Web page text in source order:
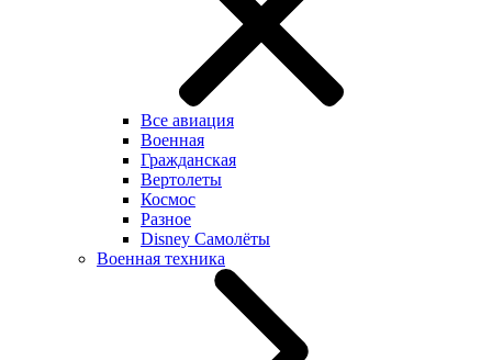
Все авиация
Военная
Гражданская
Вертолеты
Космос
Разное
Disney Самолёты
Военная техника